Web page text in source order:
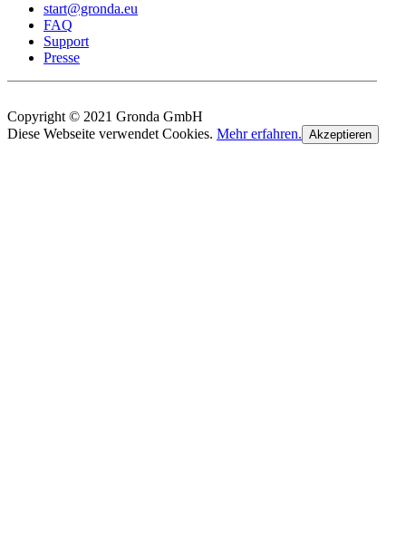
start@gronda.eu
FAQ
Support
Presse
Copyright © 2021 Gronda GmbH
Diese Webseite verwendet Cookies. Mehr erfahren. Akzeptieren